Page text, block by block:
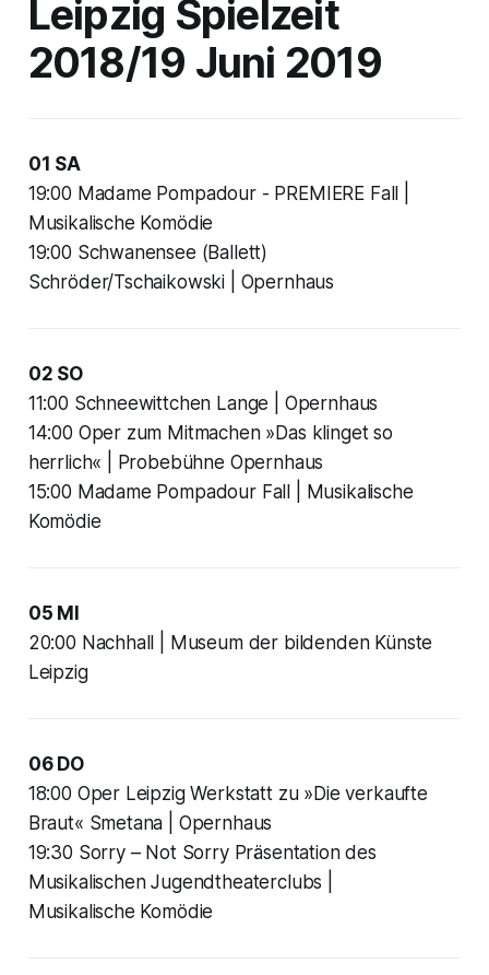
Leipzig Spielzeit
2018/19 Juni 2019
01 SA
19:00 Madame Pompadour - PREMIERE Fall |
Musikalische Komödie
19:00 Schwanensee (Ballett)
Schröder/Tschaikowski | Opernhaus
02 SO
11:00 Schneewittchen Lange | Opernhaus
14:00 Oper zum Mitmachen »Das klinget so
herrlich« | Probebühne Opernhaus
15:00 Madame Pompadour Fall | Musikalische
Komödie
05 MI
20:00 Nachhall | Museum der bildenden Künste
Leipzig
06 DO
18:00 Oper Leipzig Werkstatt zu »Die verkaufte
Braut« Smetana | Opernhaus
19:30 Sorry – Not Sorry Präsentation des
Musikalischen Jugendtheaterclubs |
Musikalische Komödie